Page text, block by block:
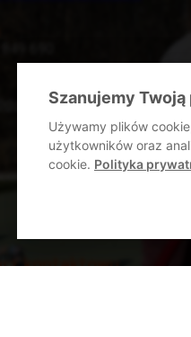
kontaktowy
Szanujemy
Używamy plików
użytkowników oraz
cookie. Polityka